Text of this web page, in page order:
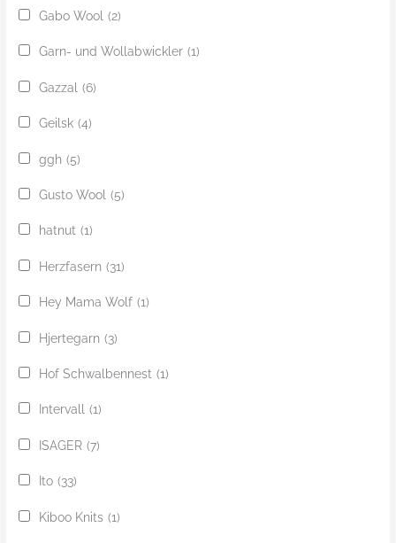
Gabo Wool (2)
Garn- und Wollabwickler (1)
Gazzal (6)
Geilsk (4)
ggh (5)
Gusto Wool (5)
hatnut (1)
Herzfasern (31)
Hey Mama Wolf (1)
Hjertegarn (3)
Hof Schwalbennest (1)
Intervall (1)
ISAGER (7)
Ito (33)
Kiboo Knits (1)